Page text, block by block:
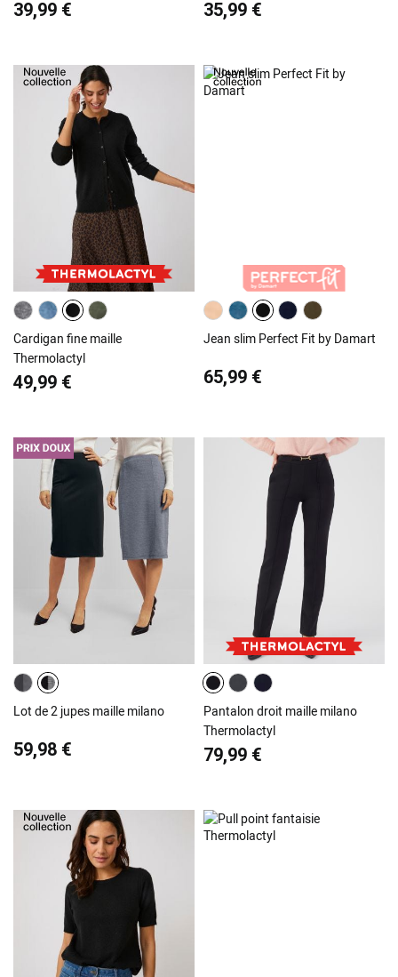
39,99 € 35,99 €
Cardigan fine maille
Thermolactyl
49,99 €
Jean slim Perfect Fit by Damart
65,99 €
Lot de 2 jupes maille milano
59,98 €
Pantalon droit maille milano
Thermolactyl
79,99 €